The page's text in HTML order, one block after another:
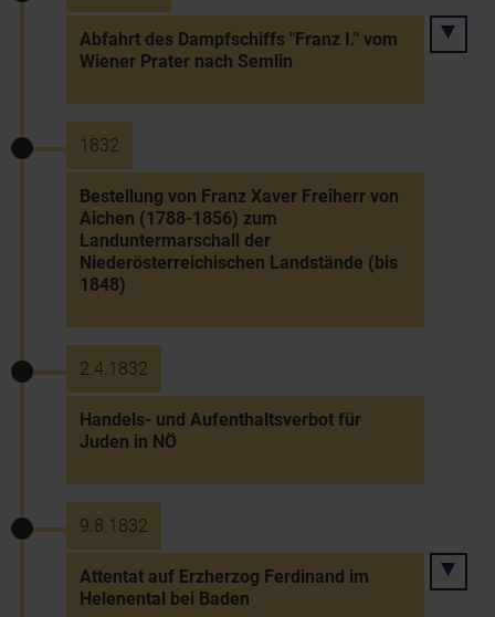
Abfahrt des Dampfschiffs "Franz I." vom
Wiener Prater nach Semlin
1832
Bestellung von Franz Xaver Freiherr von
Aichen (1788-1856) zum
Landuntermarschall der
Niederösterreichischen Landstände (bis
1848)
2.4.1832
Handels- und Aufenthaltsverbot für
Juden in NÖ
9.8.1832
Attentat auf Erzherzog Ferdinand im
Helenental bei Baden